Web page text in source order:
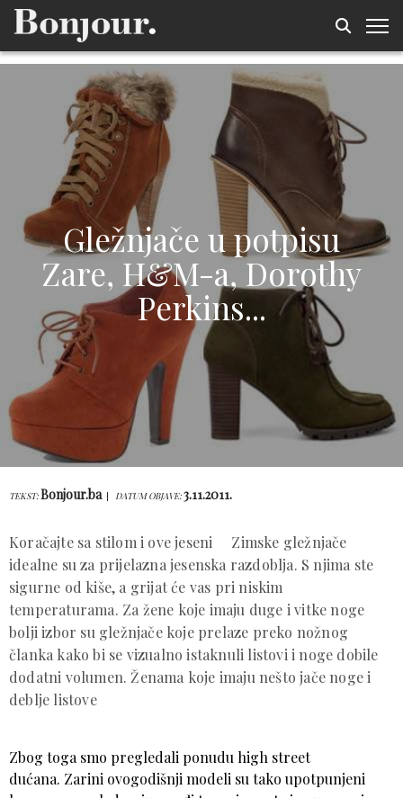
Gležnjače u potpisu
Zare, H&M-a, Dorothy
Perkins...
TEKST:Bonjour.ba DATUM OBJAVE:3.11.2011.
Koračajte sa stilom i ove jeseni Zimske gležnjače
idealne su za prijelazna jesenska razdoblja. S njima ste
sigurne od kiše, a grijat će vas pri niskim
temperaturama. Za žene koje imaju duge i vitke noge
bolji izbor su gležnjače koje prelaze preko nožnog
članka kako bi se vizualno istaknuli listovi i noge dobile
dodatni volumen. Ženama koje imaju nešto jače noge i
deblje listove
Zbog toga smo pregledali ponudu high street
dućana. Zarini ovogodišnji modeli su tako upotpunjeni